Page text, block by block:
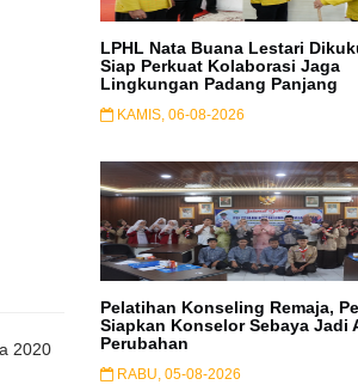
2020
LPHL Nata Buana Lestari
Siap Perkuat Kolaborasi Jaga
Lingkungan Padang Panjang
KAMIS, 06-08-2026
Pelatihan Konseling Remaja,
Siapkan Konselor Sebaya Jadi
Perubahan
RABU, 05-08-2026